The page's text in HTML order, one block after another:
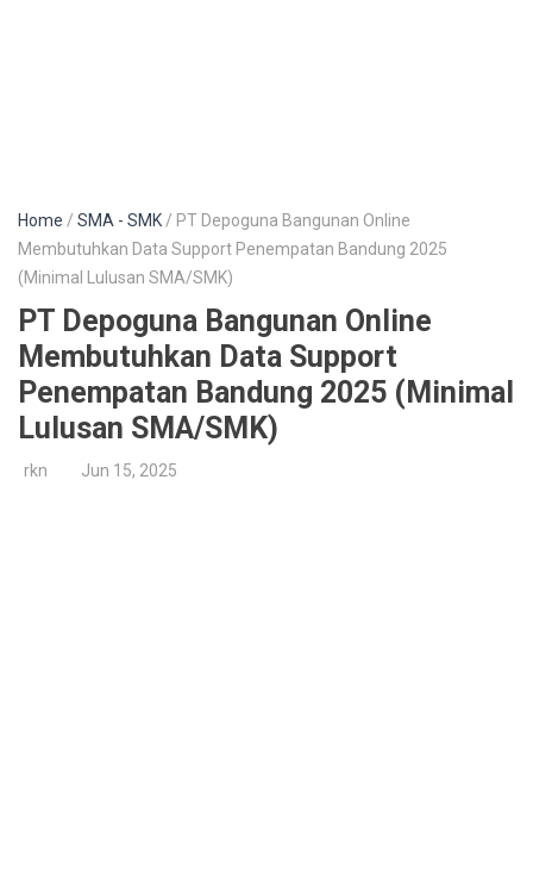
Home / SMA - SMK / PT Depoguna Bangunan Online
Membutuhkan Data Support Penempatan Bandung 2025
(Minimal Lulusan SMA/SMK)
PT Depoguna Bangunan Online
Membutuhkan Data Support
Penempatan Bandung 2025 (Minimal
Lulusan SMA/SMK)
rkn Jun 15, 2025